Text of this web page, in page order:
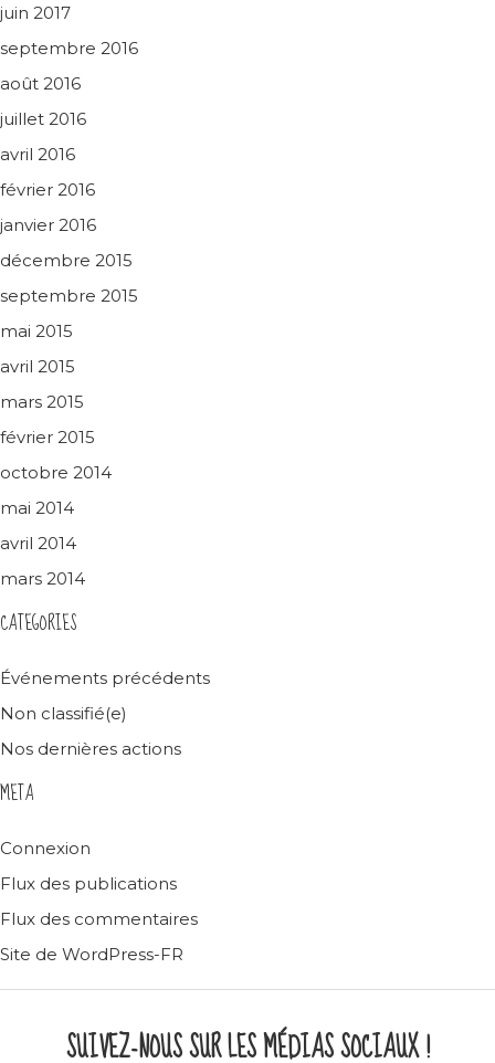
juin 2017
septembre 2016
août 2016
juillet 2016
avril 2016
février 2016
janvier 2016
décembre 2015
septembre 2015
mai 2015
avril 2015
mars 2015
février 2015
octobre 2014
mai 2014
avril 2014
mars 2014
CATEGORIES
Événements précédents
Non classifié(e)
Nos dernières actions
META
Connexion
Flux des publications
Flux des commentaires
Site de WordPress-FR
SUIVEZ-NOUS SUR LES MÉDIAS SOCIAUX !